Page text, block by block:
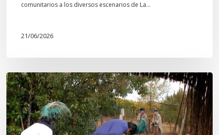
comunitarios a los diversos escenarios de La…
21/06/2026
Conmemoración
del
Wiñoy
Tripantü